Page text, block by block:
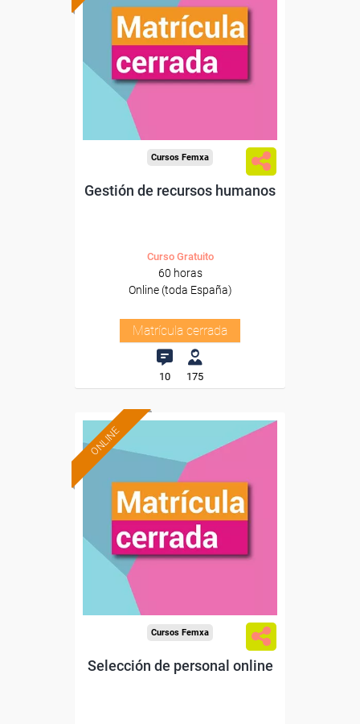
Cursos Femxa
Gestión de recursos humanos
Curso Gratuito
60 horas
Online (toda España)
Matrícula cerrada
10 175
ONLINE
Cursos Femxa
Selección de personal online